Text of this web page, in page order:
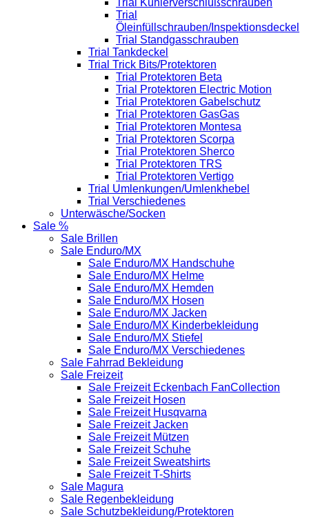
Trial Kühlerverschlußschrauben
Trial
Öleinfüllschrauben/Inspektionsdeckel
Trial Standgasschrauben
Trial Tankdeckel
Trial Trick Bits/Protektoren
Trial Protektoren Beta
Trial Protektoren Electric Motion
Trial Protektoren Gabelschutz
Trial Protektoren GasGas
Trial Protektoren Montesa
Trial Protektoren Scorpa
Trial Protektoren Sherco
Trial Protektoren TRS
Trial Protektoren Vertigo
Trial Umlenkungen/Umlenkhebel
Trial Verschiedenes
Unterwäsche/Socken
Sale %
Sale Brillen
Sale Enduro/MX
Sale Enduro/MX Handschuhe
Sale Enduro/MX Helme
Sale Enduro/MX Hemden
Sale Enduro/MX Hosen
Sale Enduro/MX Jacken
Sale Enduro/MX Kinderbekleidung
Sale Enduro/MX Stiefel
Sale Enduro/MX Verschiedenes
Sale Fahrrad Bekleidung
Sale Freizeit
Sale Freizeit Eckenbach FanCollection
Sale Freizeit Hosen
Sale Freizeit Husqvarna
Sale Freizeit Jacken
Sale Freizeit Mützen
Sale Freizeit Schuhe
Sale Freizeit Sweatshirts
Sale Freizeit T-Shirts
Sale Magura
Sale Regenbekleidung
Sale Schutzbekleidung/Protektoren